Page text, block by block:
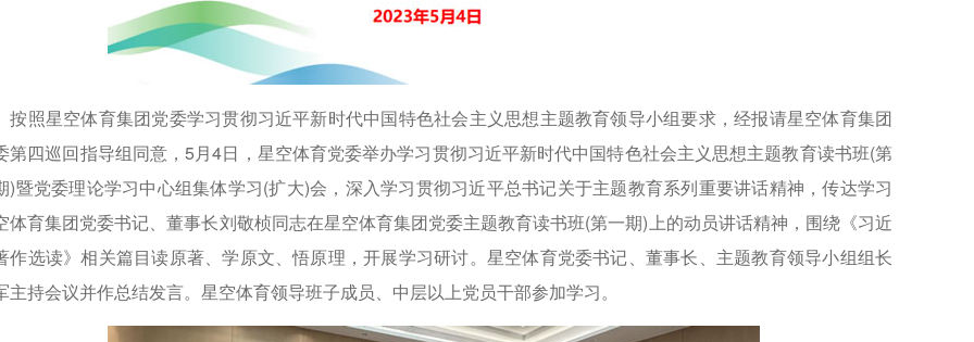
照星空体育集团党委学习贯彻习近平新时代中国特色社会主义思想主题教育领导小组要求，经报请星空体育集团
第四巡回指导组同意，5月4日，星空体育党委举办学习贯彻习近平新时代中国特色社会主义思想主题教育读书班(第
)暨党委理论学习中心组集体学习(扩大)会，深入学习贯彻习近平总书记关于主题教育系列重要讲话精神，传达学习
体育集团党委书记、董事长刘敬桢同志在星空体育集团党委主题教育读书班(第一期)上的动员讲话精神，围绕《习近
作选读》相关篇目读原著、学原文、悟原理，开展学习研讨。星空体育党委书记、董事长、主题教育领导小组组长
主持会议并作总结发言。星空体育领导班子成员、中层以上党员干部参加学习。